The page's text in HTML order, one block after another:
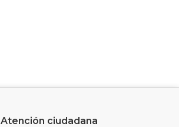
Atención ciudadana